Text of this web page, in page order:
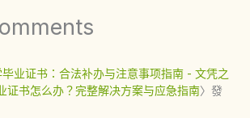
业证书：合法补办与注意事项指南 - 文凭之
证书怎么办？完整解决方案与应急指南〉發